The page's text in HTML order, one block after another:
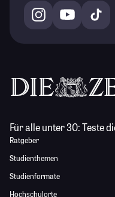
Für alle unter 30:Teste
Ratgeber
Studienthemen
Studienformate
Hochschulorte